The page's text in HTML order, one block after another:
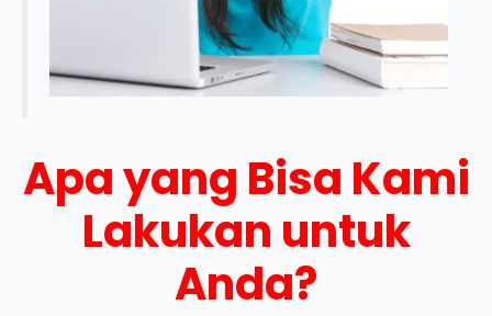
Apa yang Bisa Kami
Lakukan untuk
Anda?